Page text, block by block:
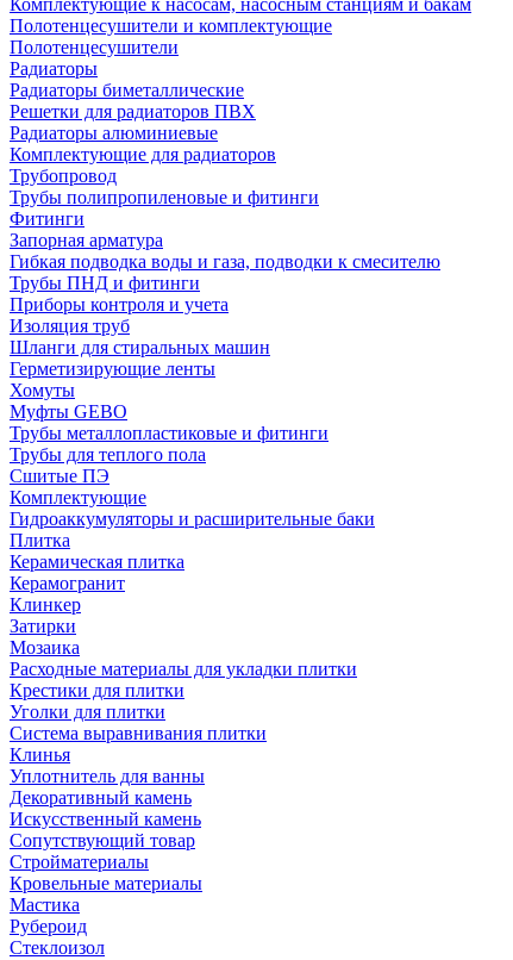
Комплектующие к насосам, насосным станциям и бакам
Полотенцесушители и комплектующие
Полотенцесушители
Радиаторы
Радиаторы биметаллические
Решетки для радиаторов ПВХ
Радиаторы алюминиевые
Комплектующие для радиаторов
Трубопровод
Трубы полипропиленовые и фитинги
Фитинги
Запорная арматура
Гибкая подводка воды и газа, подводки к смесителю
Трубы ПНД и фитинги
Приборы контроля и учета
Изоляция труб
Шланги для стиральных машин
Герметизирующие ленты
Хомуты
Муфты GEBO
Трубы металлопластиковые и фитинги
Трубы для теплого пола
Сшитые ПЭ
Комплектующие
Гидроаккумуляторы и расширительные баки
Плитка
Керамическая плитка
Керамогранит
Клинкер
Затирки
Мозаика
Расходные материалы для укладки плитки
Крестики для плитки
Уголки для плитки
Система выравнивания плитки
Клинья
Уплотнитель для ванны
Декоративный камень
Искусственный камень
Сопутствующий товар
Стройматериалы
Кровельные материалы
Мастика
Рубероид
Стеклоизол